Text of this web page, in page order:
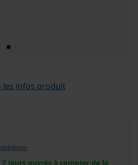
les infos produit
jours ouvrés à compter de la